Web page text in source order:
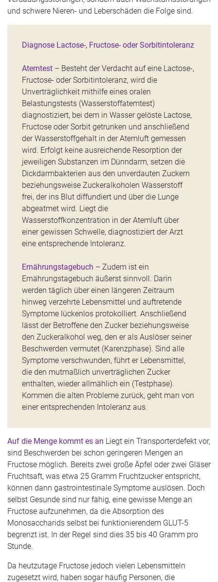
und schwere Nieren- und Leberschäden die Folge sind.
Diagnose Lactose-, Fructose- oder Sorbitintoleranz
Atemtest – Besteht der Verdacht auf eine Lactose-,
Fructose- oder Sorbitintoleranz, wird die
Unverträglichkeit mithilfe eines oralen
Belastungstests (Wasserstoffatemtest)
diagnostiziert, bei dem in Wasser gelöste Lactose,
Fructose oder Sorbit getrunken und anschließend
der Wasserstoffgehalt in der Atemluft gemessen
wird. Erfolgt keine ausreichende Resorption der
jeweiligen Substanzen im Dünndarm, setzen die
Dickdarmbakterien aus den unverdauten Zuckern
beziehungsweise Zuckeralkoholen Wasserstoff
frei, der ins Blut diffundiert und über die Lunge
abgeatmet wird. Liegt die
Wasserstoffkonzentration in der Atemluft über
einer gewissen Schwelle, diagnostiziert der Arzt
eine entsprechende Intoleranz.
Ernährungstagebuch – Zudem ist ein
Ernährungstagebuch äußerst sinnvoll. Darin
werden täglich über einen längeren Zeitraum
hinweg verzehrte Lebensmittel und auftretende
Symptome lückenlos protokolliert. Anschließend
lässt der Betroffene den Zucker beziehungsweise
den Zuckeralkohol weg, den er als Auslöser seiner
Beschwerden vermutet (Karenzphase). Sind alle
Symptome verschwunden, führt er Lebensmittel,
die den mutmaßlich unverträglichen Zucker
enthalten, wieder allmählich ein (Testphase).
Kommen die alten Probleme zurück, geht man von
einer entsprechenden Intoleranz aus.
Auf die Menge kommt es an Liegt ein Transporterdefekt vor,
sind Beschwerden bei schon geringeren Mengen an
Fructose möglich. Bereits zwei große Äpfel oder zwei Gläser
Fruchtsaft, was etwa 25 Gramm Fruchtzucker entspricht,
können dann gastrointestinale Symptome auslösen. Doch
selbst Gesunde sind nur fähig, eine gewisse Menge an
Fructose aufzunehmen, da die Absorption des
Monosaccharids selbst bei funktionierendem GLUT-5
begrenzt ist. In der Regel sind dies 35 bis 40 Gramm pro
Stunde.
Da heutzutage Fructose jedoch vielen Lebensmitteln
zugesetzt wird, haben sogar häufig Personen, die